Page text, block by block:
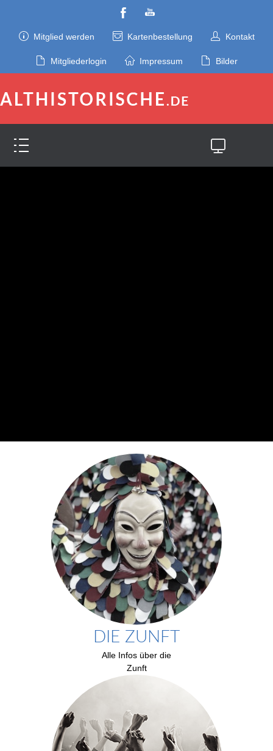
Mitglied werden Kartenbestellung Kontakt
Mitgliederlogin Impressum Bilder
DIE ZUNFT
Alle Infos über die
Zunft